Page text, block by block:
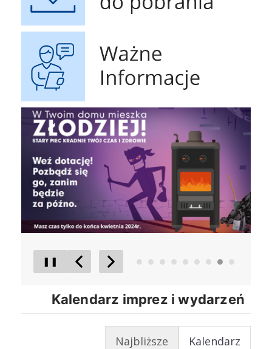
❚❚
czyste powietrze
Poprzedni Element
Następny Element
Kalendarz imprez i wydarzeń
Kalendarz
Najbliższe